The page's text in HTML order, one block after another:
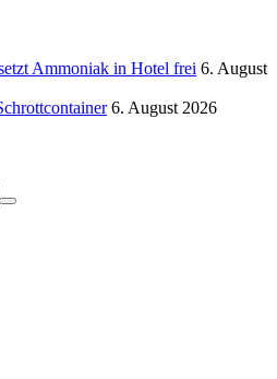
Ammoniak in Hotel frei 6. August
6. August 2026